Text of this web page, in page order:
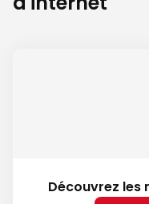
Découvrez les